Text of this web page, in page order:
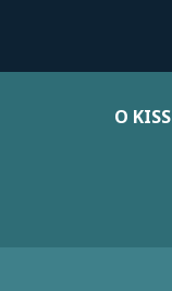
Ο KISS